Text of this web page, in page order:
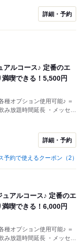
詳細・予約
アルコース♪ 定番のエ
喫できる！5,500円
約可能
詳細・予約
予約で使えるクーポン（2）
ュアルコース♪ 定番のエ
喫できる！6,000円